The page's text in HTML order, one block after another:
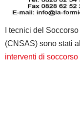
I tecnici del
(CNSAS) sono stati
interventi di